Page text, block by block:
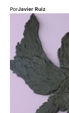
PorJavier Ruiz